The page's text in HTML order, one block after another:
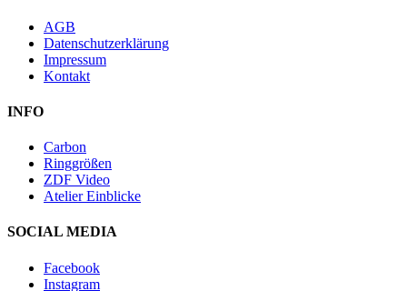
AGB
Datenschutzerklärung
Impressum
Kontakt
INFO
Carbon
Ringgrößen
ZDF Video
Atelier Einblicke
SOCIAL MEDIA
Facebook
Instagram